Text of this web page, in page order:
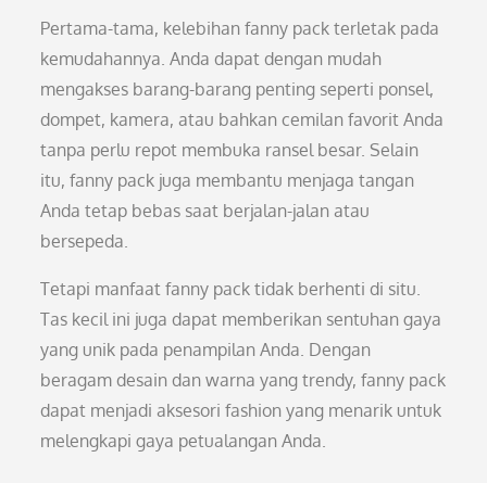
Pertama-tama, kelebihan fanny pack terletak pada
kemudahannya. Anda dapat dengan mudah
mengakses barang-barang penting seperti ponsel,
dompet, kamera, atau bahkan cemilan favorit Anda
tanpa perlu repot membuka ransel besar. Selain
itu, fanny pack juga membantu menjaga tangan
Anda tetap bebas saat berjalan-jalan atau
bersepeda.
Tetapi manfaat fanny pack tidak berhenti di situ.
Tas kecil ini juga dapat memberikan sentuhan gaya
yang unik pada penampilan Anda. Dengan
beragam desain dan warna yang trendy, fanny pack
dapat menjadi aksesori fashion yang menarik untuk
melengkapi gaya petualangan Anda.